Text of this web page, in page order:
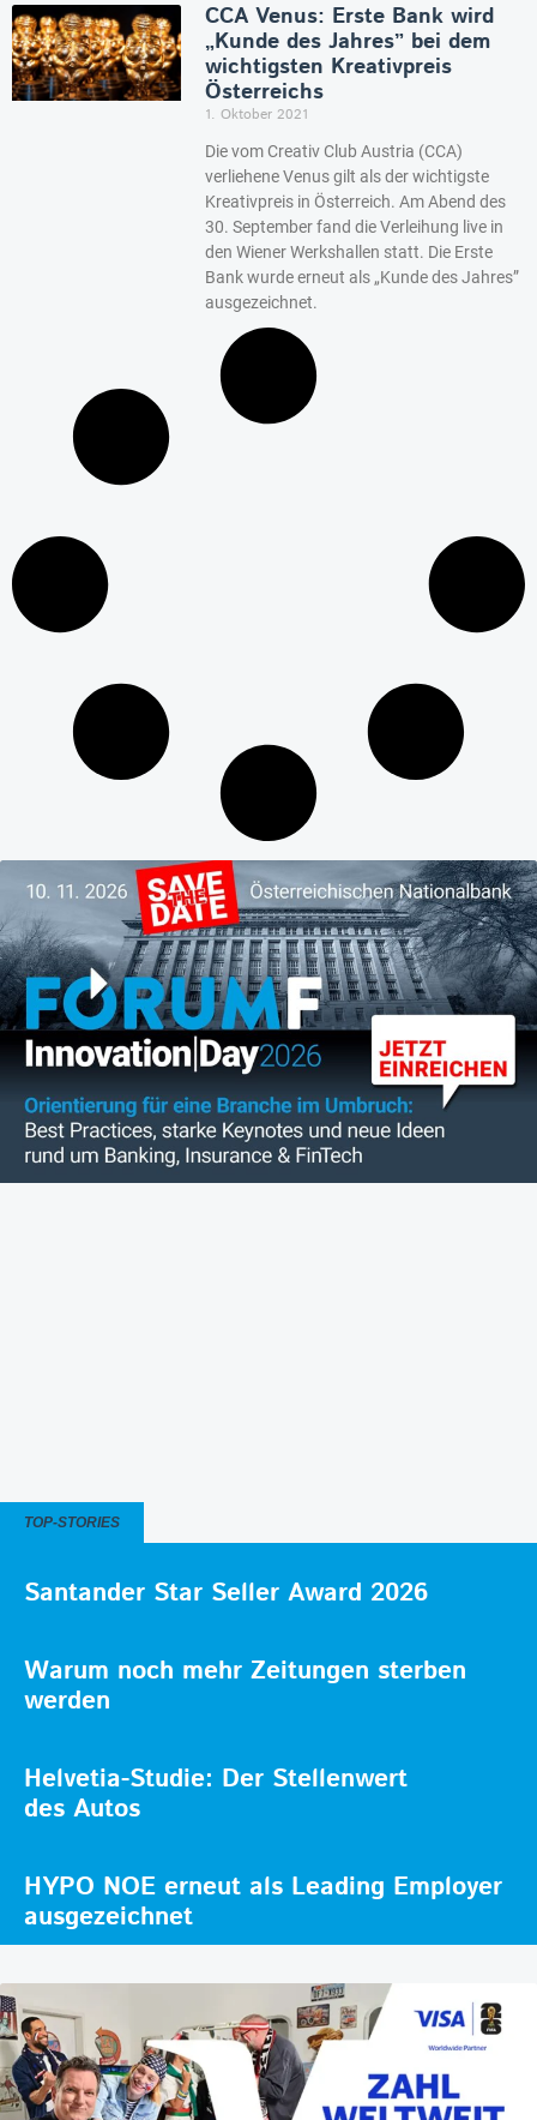
CCA Venus: Erste Bank wird
„Kunde des Jahres” bei dem
wichtigsten Kreativpreis
Österreichs
1. Oktober 2021
Die vom Creativ Club Austria (CCA)
verliehene Venus gilt als der wichtigste
Kreativpreis in Österreich. Am Abend des
30. September fand die Verleihung live in
den Wiener Werkshallen statt. Die Erste
Bank wurde erneut als „Kunde des Jahres”
ausgezeichnet.
TOP-STORIES
Santander Star Seller Award 2026
Warum noch mehr Zeitungen sterben
werden
Helvetia-Studie: Der Stellenwert
des Autos
HYPO NOE erneut als Leading Employer
ausgezeichnet